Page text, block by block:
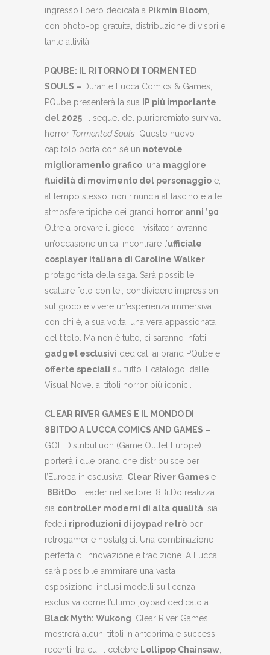
ingresso libero dedicata a Pikmin Bloom
con photo-op gratuita, distribuzione di visori e
tante attività.
PQUBE: IL RITORNO DI TORMENTED
SOULS – Durante Lucca Comics & Games,
PQube presenterà la sua
IP più importante
del 2025 , il sequel del pluripremiato survival
horror Tormented Souls . Questo nuovo
capitolo porta con sé un notevole
miglioramento grafico , una maggiore
fluidità di movimento del personaggio e,
al tempo stesso, non rinuncia al fascino e alle
atmosfere tipiche dei grandi horror anni ’90
Oltre a provare il gioco, i visitatori avranno
un’occasione unica: incontrare l’ufficiale
cosplayer italiana di Caroline Walker
protagonista della saga. Sarà possibile
scattare foto con lei, condividere impressioni
sul gioco e vivere un’esperienza immersiva
con chi è, a sua volta, una vera appassionata
del titolo. Ma non è tutto, ci saranno infatti
gadget esclusivi dedicati ai brand PQube e
offerte speciali su tutto il catalogo, dalle
Visual Novel ai titoli horror più iconici.
CLEAR RIVER GAMES E IL MONDO DI
8BITDO A LUCCA COMICS AND GAMES –
GOE Distributiuon (Game Outlet Europe)
porterà i due brand che distribuisce per
l’Europa in esclusiva: Clear River Games e
8BitDo . Leader nel settore, 8BitDo realizza
sia controller moderni di alta qualità , sia
fedeli riproduzioni di joypad retrò per
retrogamer e nostalgici. Una combinazione
perfetta di innovazione e tradizione. A Lucca
sarà possibile ammirare una vasta
esposizione, inclusi modelli su licenza
esclusiva come l’ultimo joypad dedicato a
Black Myth: Wukong . Clear River Games
mostrerà alcuni titoli in anteprima e successi
recenti, tra cui il celebre Lollipop Chainsaw